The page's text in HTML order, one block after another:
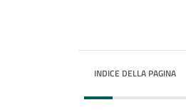
INDICE DELLA PAGINA